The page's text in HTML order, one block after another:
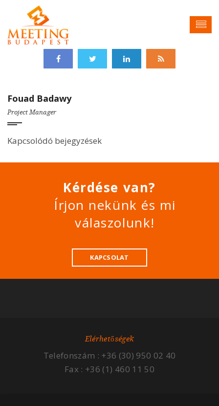
Fouad Badawy
Project Manager
Kapcsolódó bejegyzések
Kérdése van?
Írjon nekünk és mi
válaszolunk!
KAPCSOLAT
Elérhetőségek
Telefonszám : +36 (30) 950 02 40
Fax : +36 (1) 460 11 50